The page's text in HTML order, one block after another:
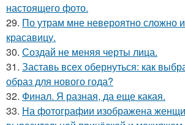
настоящего фото.
29. По утрам мне невероятно сложно
красавицу.
30. Создай не меняя черты лица.
31. Заставь всех обернуться: как
образ для нового года?
32. Финал. Я разная, да еще какая.
33. На фотографии изображена